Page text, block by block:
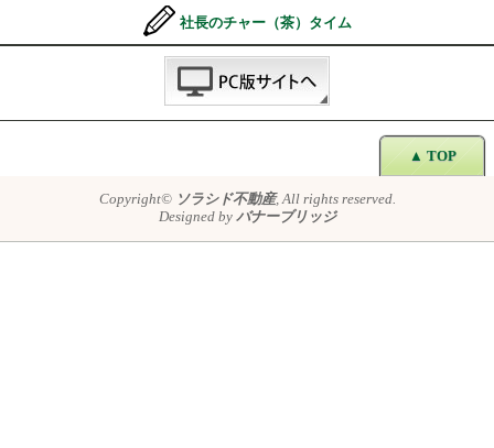
社長のチャー（茶）タイム
▲ TOP
Copyright© ソラシド不動産, All rights reserved.
Designed by バナーブリッジ